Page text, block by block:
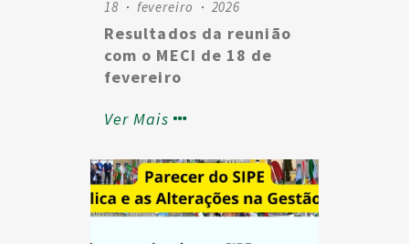
18 fevereiro 2026
Resultados da reunião
com o MECI de 18 de
fevereiro
Ver Mais